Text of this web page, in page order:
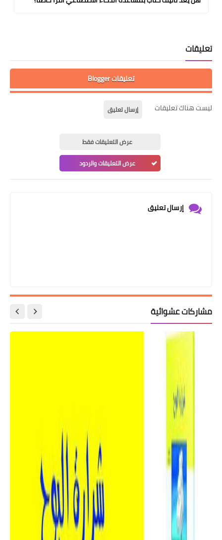
تعليقات
تعليقات Blogger
ليست هناك تعليقات إرسال تعليق
عرض التعليقات فقط
عرض التعليقات والردود
إرسال تعليق
مشاركات عشوائية